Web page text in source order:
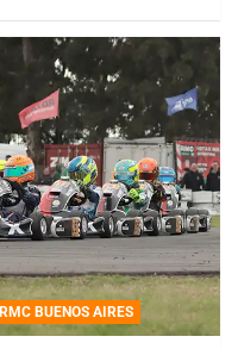
RMC BUENOS AIRES